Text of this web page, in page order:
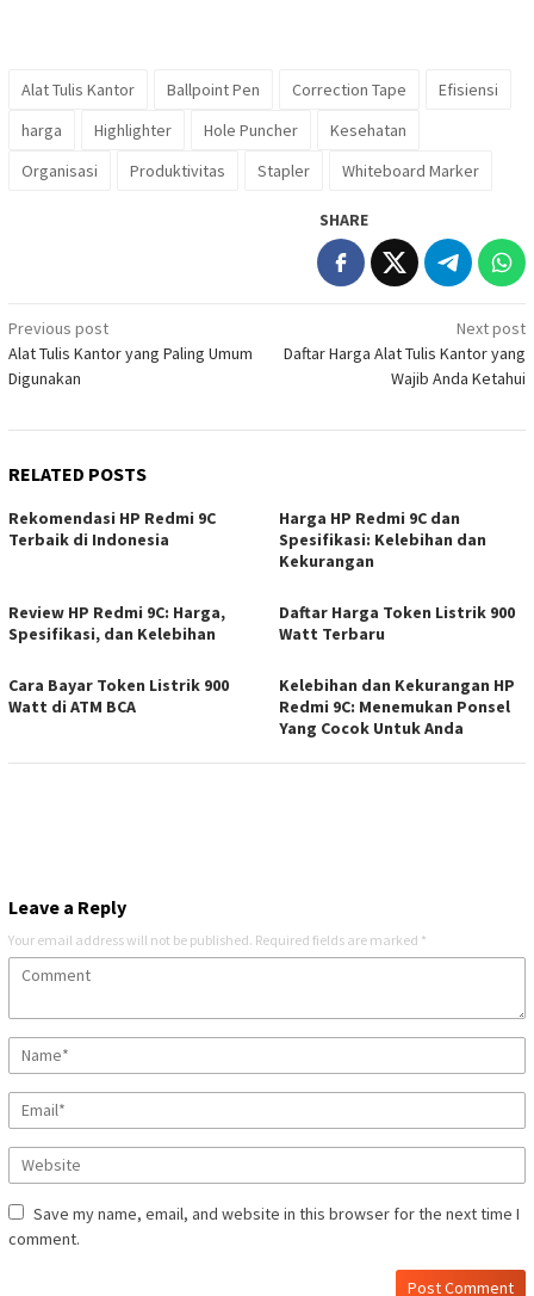
Alat Tulis Kantor Ballpoint Pen Correction Tape
Efisiensi
harga
Highlighter Hole Puncher
Kesehatan
Organisasi
Produktivitas Stapler Whiteboard Marker
SHARE
Post
navigation
Previous post
Alat Tulis Kantor yang Paling Umum
Digunakan
Next post
Daftar Harga Alat Tulis Kantor yang
Wajib Anda Ketahui
RELATED POSTS
Rekomendasi HP Redmi 9C
Terbaik di Indonesia
Harga HP Redmi 9C dan
Spesifikasi: Kelebihan dan
Kekurangan
Review HP Redmi 9C: Harga,
Spesifikasi, dan Kelebihan
Daftar Harga Token Listrik 900
Watt Terbaru
Cara Bayar Token Listrik 900
Watt di ATM BCA
Kelebihan dan Kekurangan HP
Redmi 9C: Menemukan Ponsel
Yang Cocok Untuk Anda
Leave a Reply
Your email address will not be published. Required fields are marked *
Save my name, email, and website in this browser for the next time I
comment.